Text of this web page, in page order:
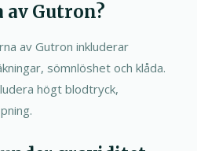
Gutron?
av Gutron inkluderar
sömnlöshet och klåda.
högt blodtryck,